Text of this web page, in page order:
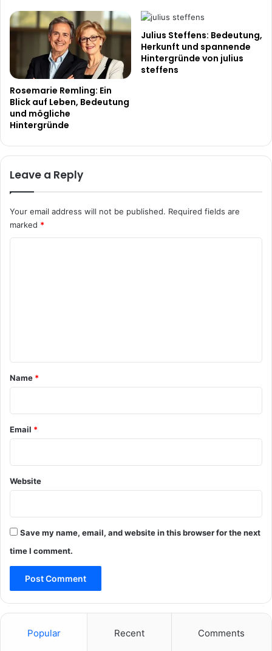
Rosemarie Remling: Ein
Blick auf Leben, Bedeutung
und mögliche
Hintergründe
Julius Steffens: Bedeutung,
Herkunft und spannende
Hintergründe von julius
steffens
Leave a Reply
Your email address will not be published. Required fields are
marked *
*
Name *
Email *
Website
Save my name, email, and website in this browser for the next
time I comment.
Popular Recent Comments